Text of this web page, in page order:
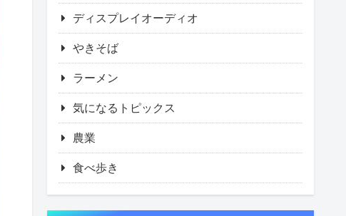
ディスプレイオーディオ
やきそば
ラーメン
気になるトピックス
農業
食べ歩き